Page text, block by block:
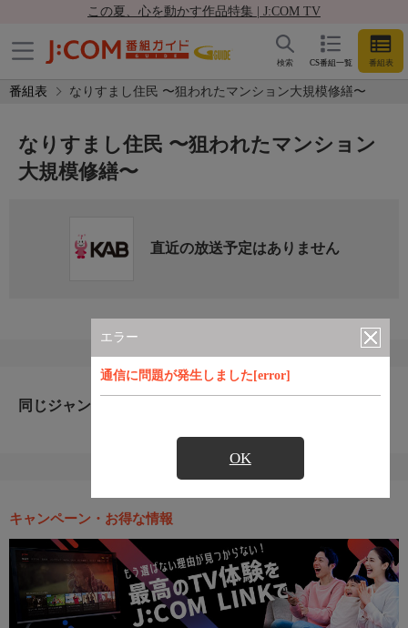
この夏、心を動かす作品特集 | J:COM TV
CS番組一覧 番組表
検索
番組表 なりすまし住民 〜狙われたマンション大規模修繕〜
エラー
通信に問題が発生しました[error]
OK
なりすまし住民 〜狙われたマンション
大規模修繕〜
直近の放送予定はありません
同じジャンルのおすすめ番組
キャンペーン・お得な情報